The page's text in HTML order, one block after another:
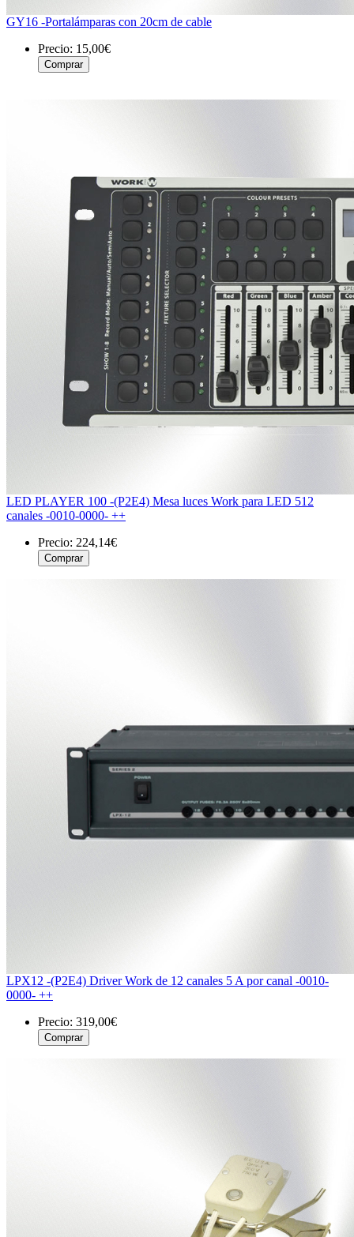
GY16 -Portalámparas con 20cm de cable
Precio: 15,00€
LED PLAYER 100 -(P2E4) Mesa luces Work para LED 512
canales -0010-0000- ++
Precio: 224,14€
LPX12 -(P2E4) Driver Work de 12 canales 5 A por canal -0010-
0000- ++
Precio: 319,00€